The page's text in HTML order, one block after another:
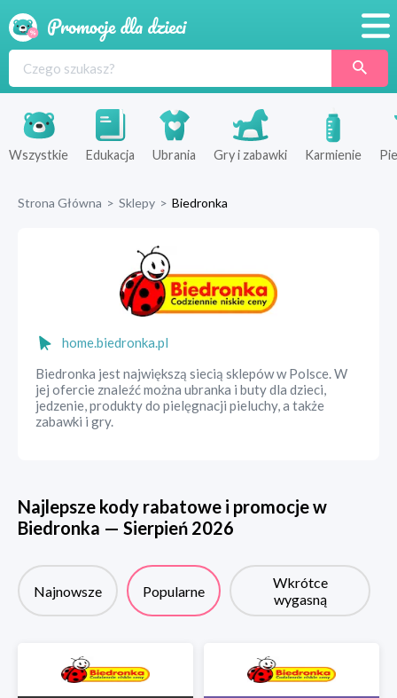
Produkty
Sklepy
Wszystkie Edukacja Ubrania Gry i zabawki Karmienie
Strona Główna > Sklepy > Biedronka
home.biedronka.pl
Biedronka jest największą siecią sklepów w Polsce. W
jej ofercie znaleźć można ubranka i buty dla dzieci,
jedzenie, produkty do pielęgnacji pieluchy, a także
zabawki i gry.
Najlepsze kody rabatowe i promocje w
Biedronka — Sierpień 2026
Najnowsze Popularne
Wkrótce
wygasną